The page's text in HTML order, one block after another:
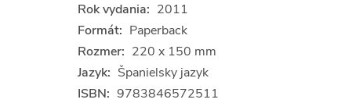
Rok vydania: 2011
Formát: Paperback
Rozmer: 220 x 150 mm
Jazyk: Španielsky jazyk
ISBN: 9783846572511